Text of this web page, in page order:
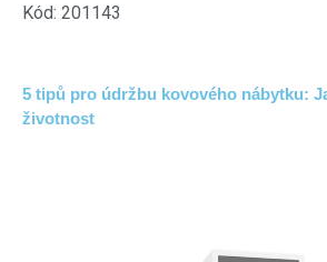
Kód: 201143
5 tipů pro údržbu kovového nábytku:
životnost